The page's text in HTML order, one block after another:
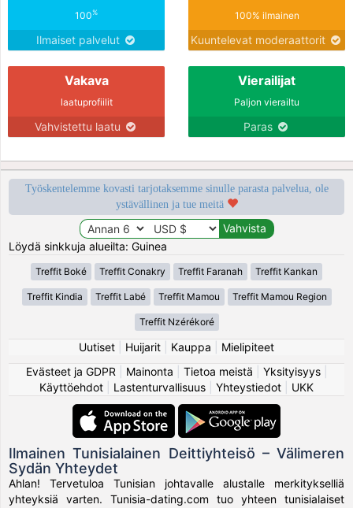
100%
Ilmaiset palvelut
100% ilmainen
Kuuntelevat moderaattorit
Vakava
laatuprofiilit
Vahvistettu laatu
Vierailijat
Paljon vierailtu
Paras
Työskentelemme kovasti tarjotaksemme sinulle parasta palvelua, ole
ystävällinen ja tue meitä
Löydä sinkkuja alueilta: Guinea
Treffit Boké Treffit Conakry Treffit Faranah Treffit Kankan
Treffit Kindia Treffit Labé Treffit Mamou Treffit Mamou Region
Treffit Nzérékoré
Uutiset Huijarit Kauppa
Mielipiteet
Evästeet ja GDPR
Mainonta Tietoa meistä Yksityisyys|
Käyttöehdot
Lastenturvallisuus Yhteystiedot UKK
Ilmainen Tunisialainen Deittiyhteisö – Välimeren
Sydän Yhteydet
Ahlan! Tervetuloa Tunisian johtavalle alustalle merkitykselliä
yhteyksiä varten. Tunisia-dating.com tuo yhteen tunisialaiset